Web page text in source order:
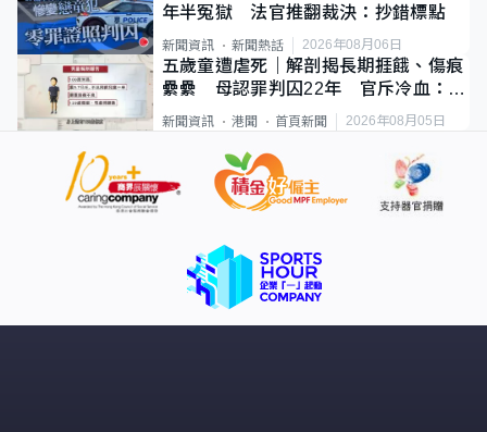
年半冤獄 法官推翻裁決：抄錯標點
新聞資訊 新聞熱話 2026年08月06日
五歲童遭虐死｜解剖揭長期捱餓、傷痕
纍纍 母認罪判囚22年 官斥冷血：同
類案最惡劣
新聞資訊 港聞 首頁新聞 2026年08月05日